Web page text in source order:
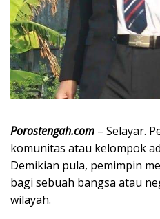
Porostengah.com – Selayar.
komunitas atau kelompok
Demikian pula, pemimpin
bagi sebuah bangsa atau
wilayah.